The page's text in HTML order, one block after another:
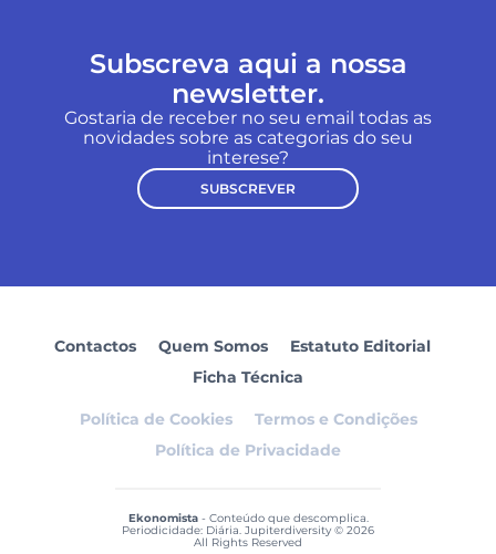
Subscreva aqui a nossa
newsletter.
Gostaria de receber no seu email todas as
novidades sobre as categorias do seu
interese?
SUBSCREVER
Contactos Quem Somos
Estatuto Editorial
Ficha Técnica
Política de Cookies
Termos e Condições
Política de Privacidade
Ekonomista- Conteúdo que descomplica.
Periodicidade: Diária. Jupiterdiversity © 2026
All Rights Reserved